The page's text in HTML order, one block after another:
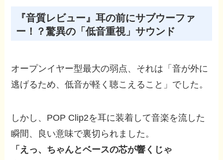
『音質レビュー』耳の前にサブウーファ
ー！？驚異の「低音重視」サウンド
オープンイヤー型最大の弱点、それは「音が外に
逃げるため、低音が軽く聴こえること」でした。
しかし、POP Clip2を耳に装着して音楽を流した
瞬間、良い意味で裏切られました。
「えっ、ちゃんとベースの芯が響くじゃ